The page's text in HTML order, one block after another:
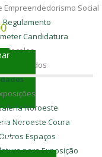
Empreendedorismo Social
Regulamento
Candidatura
Atribuídos
Noroeste
Noroeste Coura
Outros Espaços
para Exposição